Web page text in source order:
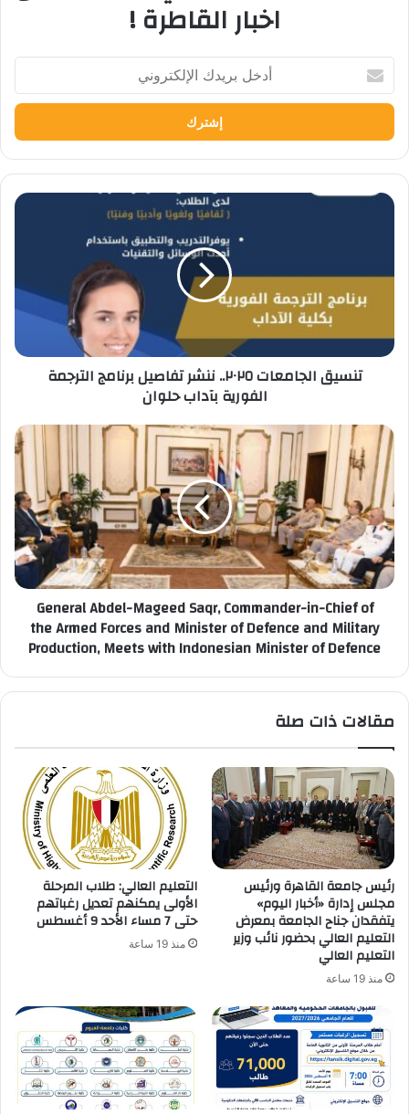
اخبار القاطرة !
أدخل
بريدك
الإلكتروني
تنسيق
تفاصيل
برنامج
الفورية
بآداب
تنسيق الجامعات ٢٠٢٥.. ننشر تفاصيل برنامج الترجمة
الفورية بآداب حلوان
General
Abdel-
Mageed
Saqr,
Commander-
in-
Chief
of
the
Armed
Forces
and
of
and
Meets
with
Indonesian
Minister
of
Defence
General Abdel-Mageed Saqr, Commander-in-Chief of
the Armed Forces and Minister of Defence and Military
Production, Meets with Indonesian Minister of Defence
مقالات ذات صلة
رئيس جامعة القاهرة ورئيس
مجلس إدارة «أخبار اليوم»
يتفقدان جناح الجامعة بمعرض
التعليم العالي بحضور نائب وزير
التعليم العالي
منذ 19 ساعة
التعليم العالي: طلاب المرحلة
الأولى يمكنهم تعديل رغباتهم
حتى 7 مساء الأحد 9 أغسطس
منذ 19 ساعة